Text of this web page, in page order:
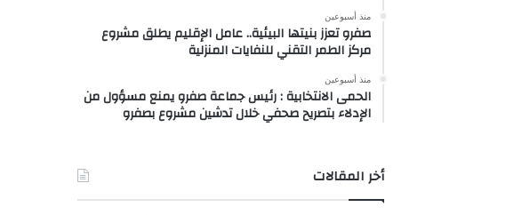
منذ أسبوعين
صفرو تعزز بنيتها البيئية.. عامل الإقليم يطلق مشروع
مركز الطمر التقني للنفايات المنزلية
منذ أسبوعين
الحمى الانتخابية : رئيس جماعة صفرو يمنع مسؤول من
الإدلاء بتصريح صحفي خلال تدشين مشروع بصفرو
أخر المقالات